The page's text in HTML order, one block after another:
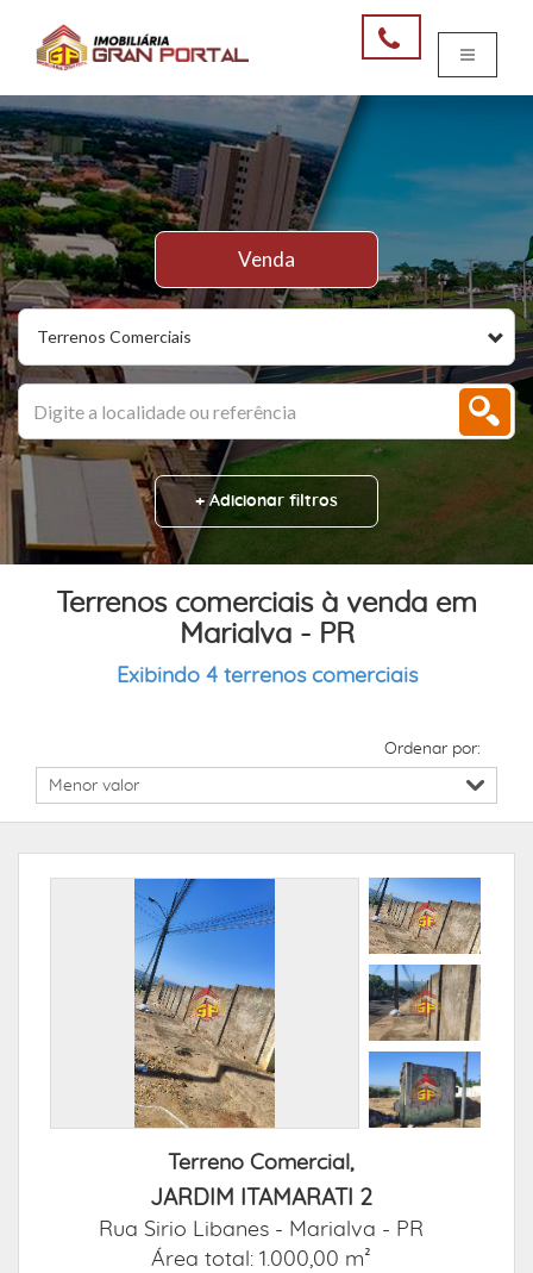
Terrenos Comerciais
Venda
+ Adicionar filtros
Terrenos comerciais à venda em
Marialva - PR
Exibindo 4 terrenos comerciais
Ordenar por:
Terreno Comercial,
JARDIM ITAMARATI 2
Rua Sirio Libanes - Marialva - PR
Área total: 1.000,00 m²